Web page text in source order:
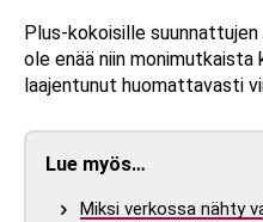
Plus-kokoisille
ole enää niin monimutkaista
laajentunut huomattavasti
Lue myös…
Miksi verkossa nähty